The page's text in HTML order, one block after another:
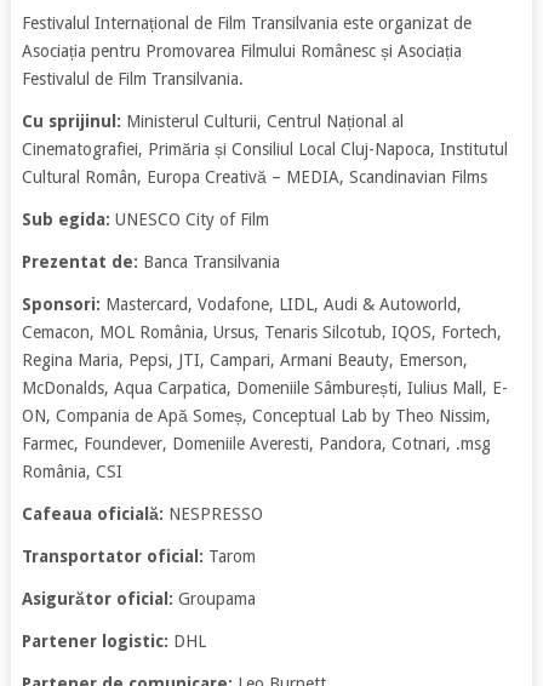
Festivalul Internațional de Film Transilvania este organizat de
Asociația pentru Promovarea Filmului Românesc și Asociația
Festivalul de Film Transilvania.
Cu sprijinul: Ministerul Culturii, Centrul Național al
Cinematografiei, Primăria și Consiliul Local Cluj-Napoca, Institutul
Cultural Român, Europa Creativă – MEDIA, Scandinavian Films
Sub egida: UNESCO City of Film
Prezentat de: Banca Transilvania
Sponsori: Mastercard, Vodafone, LIDL, Audi & Autoworld,
Cemacon, MOL România, Ursus, Tenaris Silcotub, IQOS, Fortech,
Regina Maria, Pepsi, JTI, Campari, Armani Beauty, Emerson,
McDonalds, Aqua Carpatica, Domeniile Sâmburești, Iulius Mall, E-
ON, Compania de Apă Someș, Conceptual Lab by Theo Nissim,
Farmec, Foundever, Domeniile Averesti, Pandora, Cotnari, .msg
România, CSI
Cafeaua oficială: NESPRESSO
Transportator oficial: Tarom
Asigurător oficial: Groupama
Partener logistic: DHL